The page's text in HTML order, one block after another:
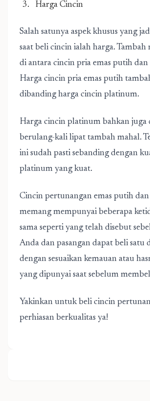
Harga Cincin
Salah satunya aspek khusus yang
saat beli cincin ialah harga. Tambah
di antara cincin pria emas putih
Harga cincin pria emas putih
dibanding harga cincin platinum.
Harga cincin platinum bahkan juga
berulang-kali lipat tambah mahal.
ini sudah pasti sebanding dengan
platinum yang kuat.
Cincin pertunangan emas putih
memang mempunyai beberapa
sama seperti yang telah disebut
Anda dan pasangan dapat beli satu
dengan sesuaikan kemauan atau
yang dipunyai saat sebelum
Yakinkan untuk beli cincin
perhiasan berkualitas ya!